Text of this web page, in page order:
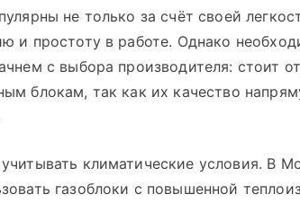
не только за счёт своей
и простоту в работе. Однако
с выбора производителя: стоит
блокам, так как их качество
климатические условия. В
газоблоки с повышенной